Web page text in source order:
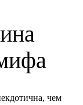
, чем